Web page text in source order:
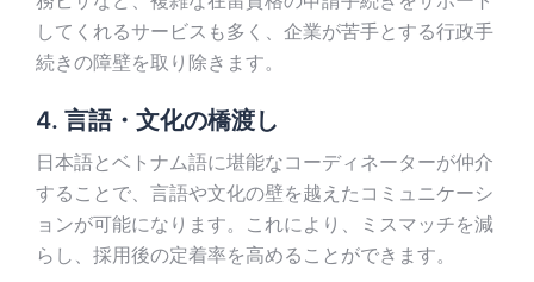
してくれるサービスも多く、企業が苦手とする行政手
続きの障壁を取り除きます。
4. 言語・文化の橋渡し
日本語とベトナム語に堪能なコーディネーターが仲介
することで、言語や文化の壁を越えたコミュニケーシ
ョンが可能になります。これにより、ミスマッチを減
らし、採用後の定着率を高めることができます。